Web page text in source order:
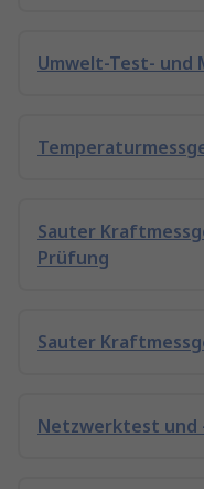
Umwelt-Test- und
Sauter
Prüfung
Sauter
Netzwerktest und